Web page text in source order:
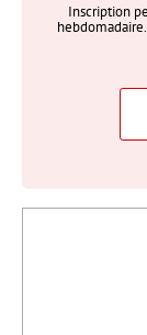
Inscription